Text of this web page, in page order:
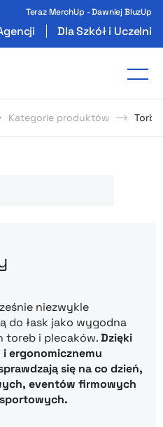
Teraz MerchUp - Dawniej BluzUp
Dla Szkół i Uczelni
i gadżety
Kategorie produktów
z
niezwykle
do łask jako wygodna
toreb i plecaków.Dzięki
ergonomicznemu
się na co dzień,
eventów firmowych